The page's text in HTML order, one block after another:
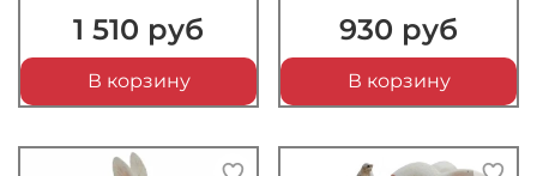
1 510 руб
В корзину
930 руб
В корзину